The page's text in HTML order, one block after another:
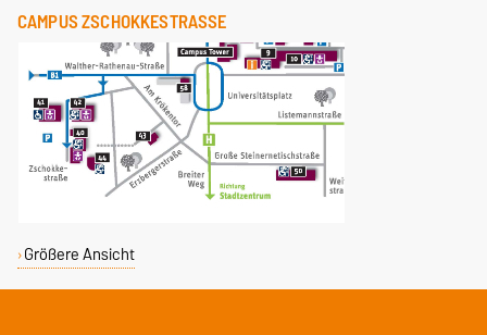
CAMPUS ZSCHOKKESTRASSE
Größere Ansicht